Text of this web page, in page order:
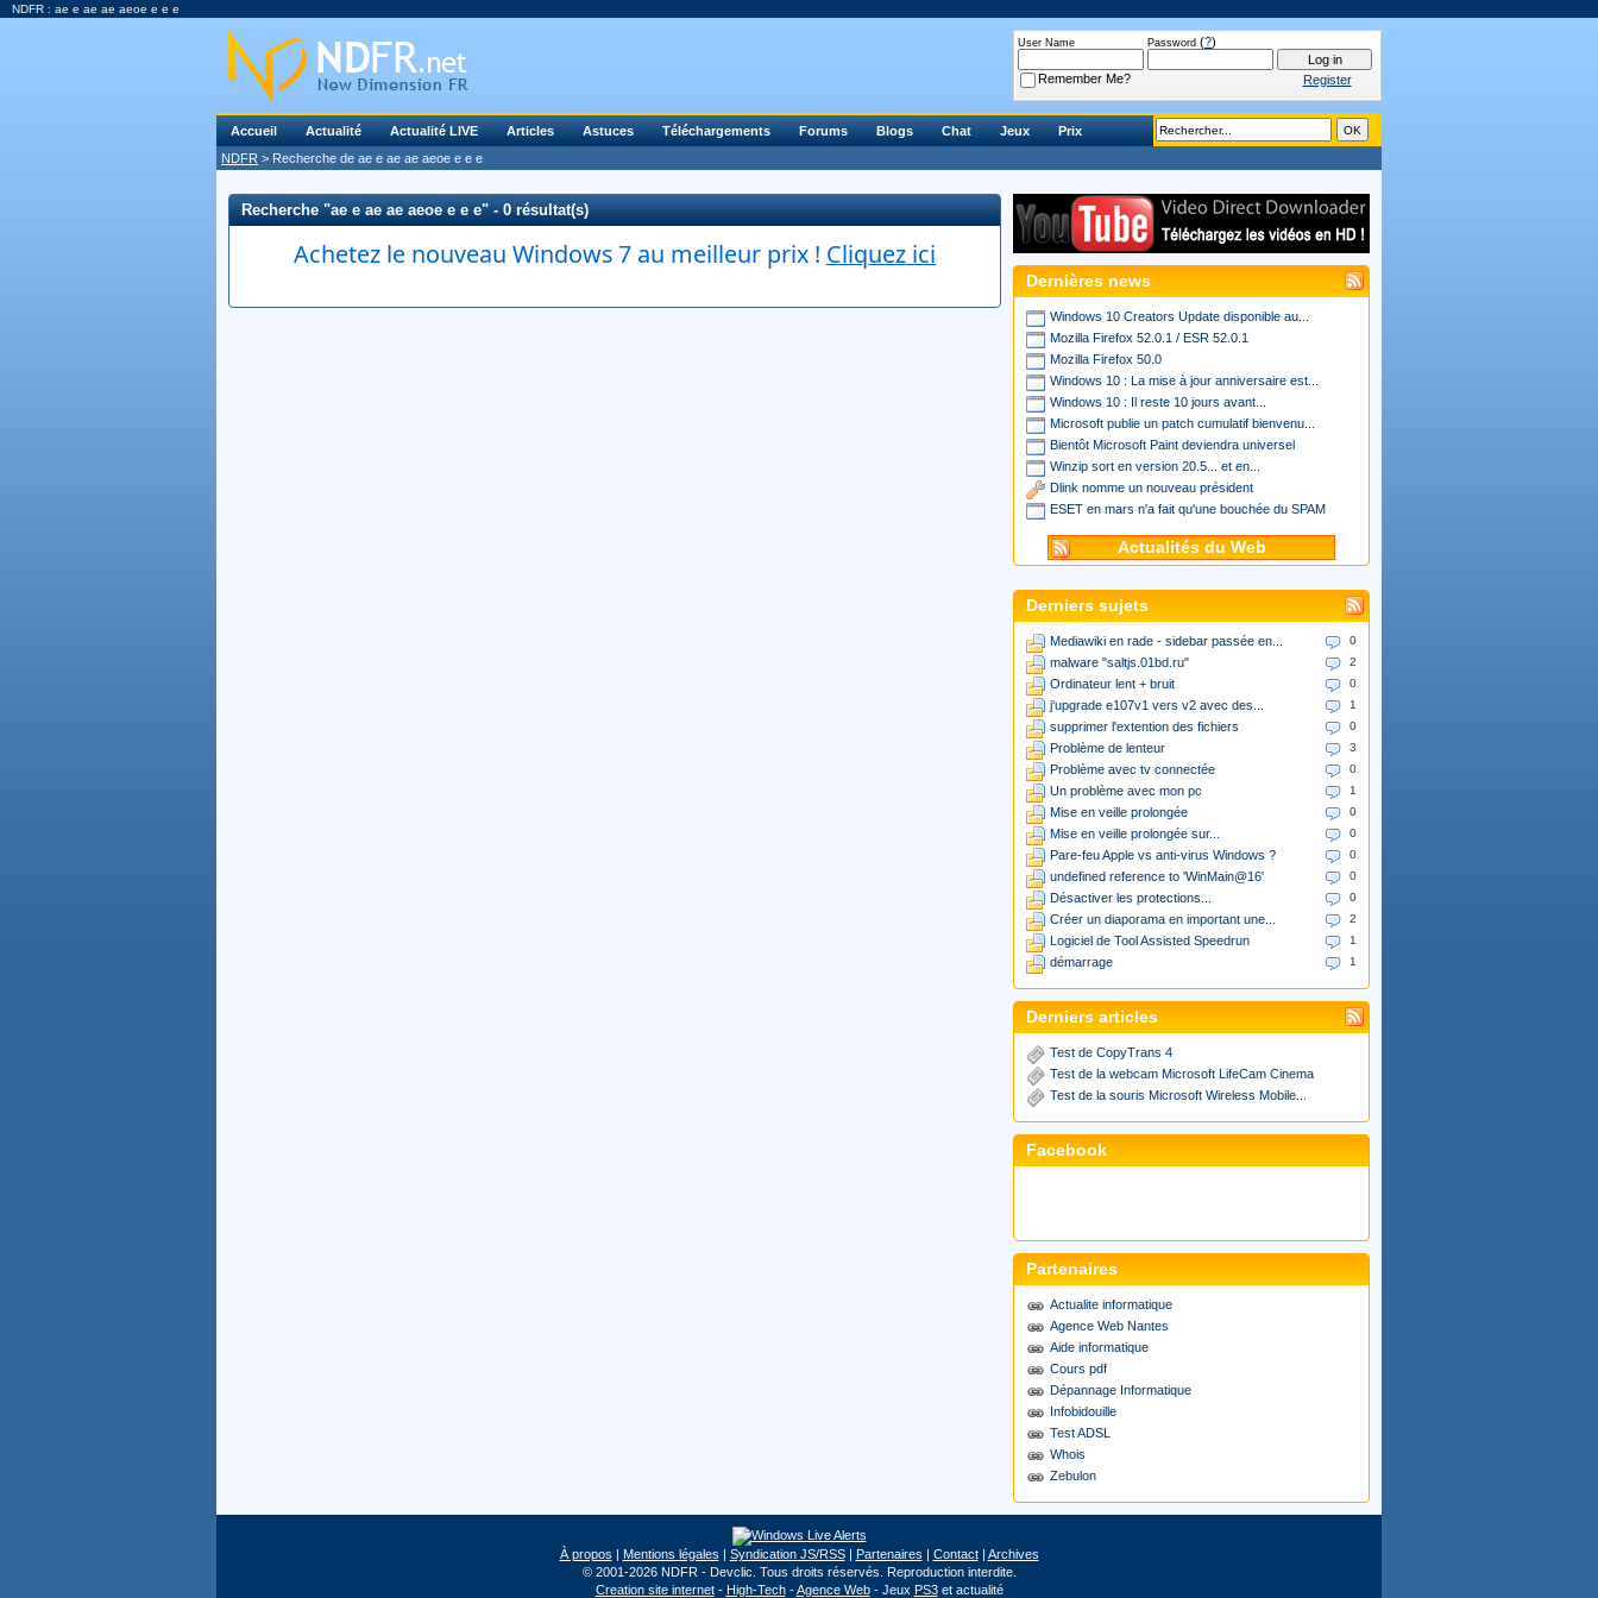
NDFR : ae e ae ae aeoe e e e
Accueil Actualité Actualité LIVE Articles Astuces Téléchargements Forums Blogs Chat Jeux
Prix
NDFR > Recherche de ae e ae ae aeoe e e e
User Name Password (?)
Remember Me? Register
Recherche "ae e ae ae aeoe e e e" - 0 résultat(s)
Achetez le nouveau Windows 7 au meilleur prix ! Cliquez ici
Dernières news
Windows 10 Creators Update disponible au...
Mozilla Firefox 52.0.1 / ESR 52.0.1
Mozilla Firefox 50.0
Windows 10 : La mise à jour anniversaire est...
Windows 10 : Il reste 10 jours avant...
Microsoft publie un patch cumulatif bienvenu...
Bientôt Microsoft Paint deviendra universel
Winzip sort en version 20.5... et en...
Dlink nomme un nouveau président
ESET en mars n'a fait qu'une bouchée du SPAM
Actualités du Web
Derniers sujets
0
Mediawiki en rade - sidebar passée en...
2
malware "saltjs.01bd.ru"
0
Ordinateur lent + bruit
1
j'upgrade e107v1 vers v2 avec des...
0
supprimer l'extention des fichiers
3
Problème de lenteur
0
Problème avec tv connectée
1
Un problème avec mon pc
0
Mise en veille prolongée
0
Mise en veille prolongée sur...
0
Pare-feu Apple vs anti-virus Windows ?
0
undefined reference to 'WinMain@16'
0
Désactiver les protections...
2
Créer un diaporama en important une...
1
Logiciel de Tool Assisted Speedrun
1
démarrage
Derniers articles
Test de CopyTrans 4
Test de la webcam Microsoft LifeCam Cinema
Test de la souris Microsoft Wireless Mobile...
Facebook
Partenaires
Actualite informatique
Agence Web Nantes
Aide informatique
Cours pdf
Dépannage Informatique
Infobidouille
Test ADSL
Whois
Zebulon
À propos | Mentions légales | Syndication JS/RSS| Partenaires | Contact| Archives
© 2001-2026 NDFR - Devclic. Tous droits réservés. Reproduction interdite.
Creation site internet- High-Tech-Agence Web- Jeux PS3et actualité